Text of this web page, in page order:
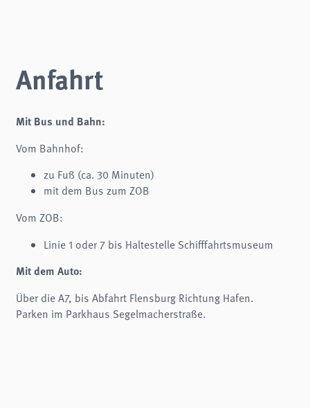
Anfahrt
Mit Bus und Bahn:
Vom Bahnhof:
zu Fuß (ca. 30 Minuten)
mit dem Bus zum ZOB
Vom ZOB:
Linie 1 oder 7 bis Haltestelle Schifffahrtsmuseum
Mit dem Auto:
Über die A7, bis Abfahrt Flensburg Richtung Hafen.
Parken im Parkhaus Segelmacherstraße.